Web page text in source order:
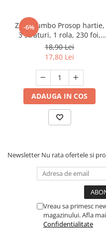
-6%
Zewa Jumbo Prosop hartie,
3 straturi, 1 rola, 230 foi,
Premium Expert
18,90 Lei
17,80 Lei
ADAUGA IN COS
Newsletter Nu rata ofertele si
Vreau sa primesc
magazinului. Afla
Confidentialitate